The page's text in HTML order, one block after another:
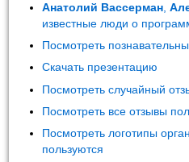
Анатолий Вассерман ,
известные люди о
Посмотреть
Скачать презентацию
Посмотреть случайный
Посмотреть все отзывы
Посмотреть логотипы
пользуются